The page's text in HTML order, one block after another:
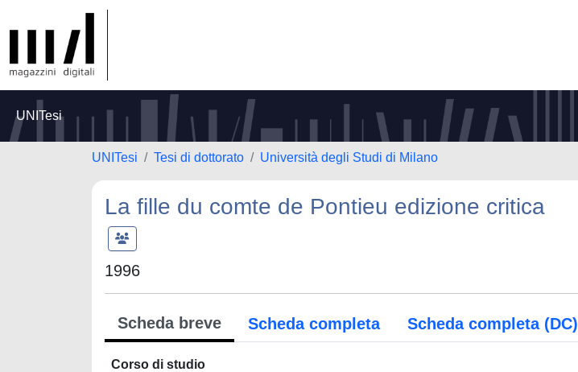
UNITesi
UNITesi Tesi di dottorato Università degli Studi di Milano
La fille du comte de Pontieu edizione critica
1996
Scheda breve Scheda completa Scheda completa (DC)
Corso di studio